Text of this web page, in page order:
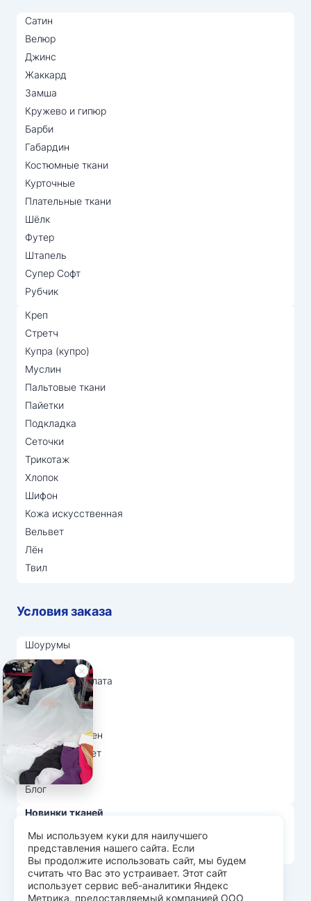
Сатин
Велюр
Джинс
Жаккард
Замша
Кружево и гипюр
Барби
Габардин
Костюмные ткани
Курточные
Плательные ткани
Шёлк
Футер
Штапель
Супер Софт
Рубчик
Креп
Стретч
Купра (купро)
Муслин
Пальтовые ткани
Пайетки
Подкладка
Сеточки
Трикотаж
Хлопок
Шифон
Кожа искусственная
Вельвет
Лён
Твил
Условия заказа
Шоурумы
Отзывы
Доставка и оплата
О нас
Вопрос-ответ
Возврат и обмен
Личный кабинет
Ткани оптом
Блог
Новинки тканей
Распродажа тканей
Лидеры продаж
© Арт Текс — продажа тканей оптом, 2026
Мы используем куки для наилучшего
представления нашего сайта. Если
Вы продолжите использовать сайт, мы будем
считать что Вас это устраивает. Этот сайт
использует сервис веб-аналитики Яндекс
Метрика, предоставляемый компанией ООО